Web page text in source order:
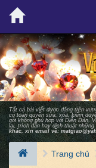
Tất cả bài viết được đăng trên
có toàn quyền sửa, xóa, kiểm
gởi không phù hợp với Diễn Ðàn.
lại, trích dẫn hay dịch thuật
khác, xin email về:
Trang chủ